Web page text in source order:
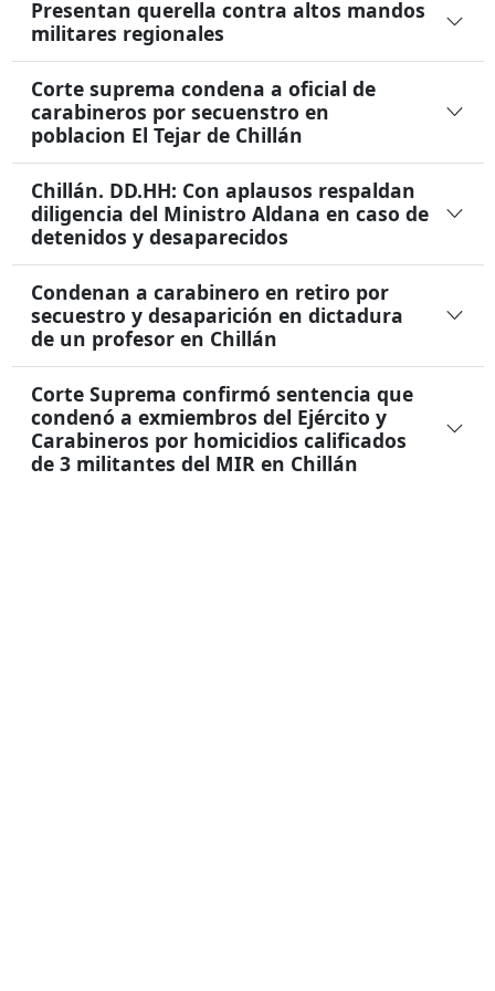
Presentan querella contra altos mandos
militares regionales
Corte suprema condena a oficial de
carabineros por secuenstro en
poblacion El Tejar de Chillán
Chillán. DD.HH: Con aplausos respaldan
diligencia del Ministro Aldana en caso de
detenidos y desaparecidos
Condenan a carabinero en retiro por
secuestro y desaparición en dictadura
de un profesor en Chillán
Corte Suprema confirmó sentencia que
condenó a exmiembros del Ejército y
Carabineros por homicidios calificados
de 3 militantes del MIR en Chillán